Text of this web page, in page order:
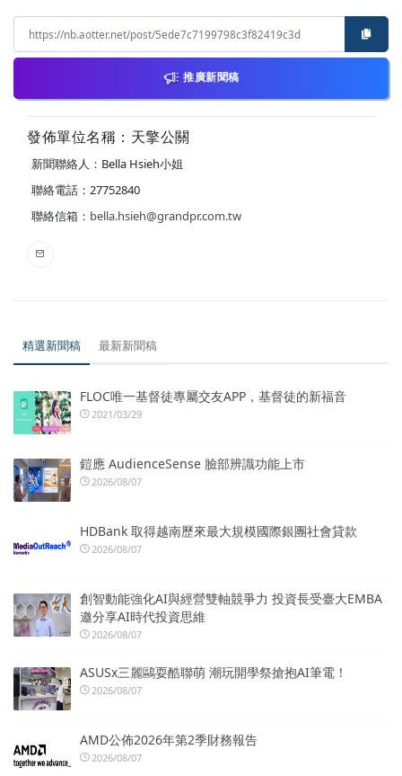
推廣新聞稿
發佈單位名稱：天擎公關
新聞聯絡人：Bella Hsieh小姐
聯絡電話：27752840
聯絡信箱： bella.hsieh@grandpr.com.tw
精選新聞稿 最新新聞稿
FLOC唯一基督徒專屬交友APP，基督徒的新福音
2021/03/29
鎧應 AudienceSense 臉部辨識功能上市
2026/08/07
HDBank 取得越南歷來最大規模國際銀團社會貸款
2026/08/07
創智動能強化AI與經營雙軸競爭力 投資長受臺大EMBA
邀分享AI時代投資思維
2026/08/07
ASUSx三麗鷗耍酷聯萌 潮玩開學祭搶抱AI筆電！
2026/08/07
AMD公佈2026年第2季財務報告
2026/08/07